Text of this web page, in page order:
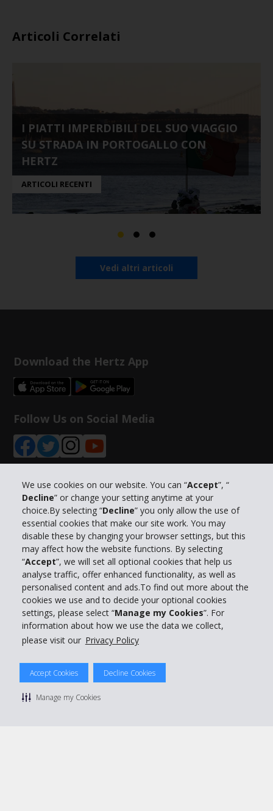
We use cookies on our website. You can “Accept”, “
Decline” or change your setting anytime at your
choice.By selecting “Decline” you only allow the use of
essential cookies that make our site work. You may
disable these by changing your browser settings, but this
may affect how the website functions. By selecting
“Accept”, we will set all optional cookies that help us
analyse traffic, offer enhanced functionality, as well as
personalised content and ads.To find out more about the
cookies we use and to decide your optional cookies
settings, please select “Manage my Cookies”. For
information about how we use the data we collect,
please visit our Privacy Policy
Accept Cookies Decline Cookies
Manage my Cookies
Articoli Correlati
I PIATTI IMPERDIBILI DEL SUO VIAGGIO
SU STRADA IN PORTOGALLO CON
HERTZ
ARTICOLI RECENTI
Vedi altri articoli
Download the Hertz App
Follow Us on Social Media
Info su Hertz
Business
Customer Service
Prenota con Hertz
© 2026 The Hertz System, Inc.
Privacy Policy | Condizioni di Utilizzo |
Manage cookie preferences